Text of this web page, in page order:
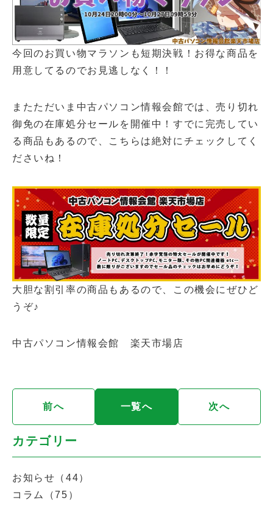
今回のお買い物マラソンも短期決戦！お得な商品を
用意してるのでお見逃しなく！！
またただいま中古パソコン情報会館では、売り切れ
御免の在庫処分セールを開催中！すでに完売してい
る商品もあるので、こちらは絶対にチェックしてく
ださいね！
大胆な割引率の商品もあるので、この機会にぜひど
うぞ♪
中古パソコン情報会館 楽天市場店
前へ 一覧へ 次へ
カテゴリー
お知らせ（44）
コラム（75）